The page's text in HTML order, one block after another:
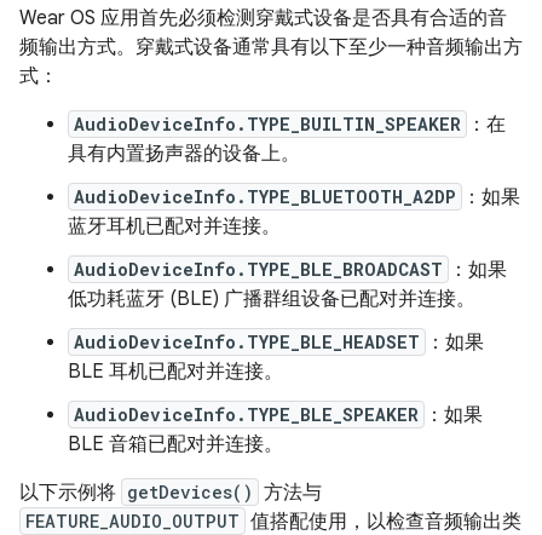
Wear OS 应用首先必须检测穿戴式设备是否具有合适的音
频输出方式。穿戴式设备通常具有以下至少一种音频输出方
式：
AudioDeviceInfo.TYPE_BUILTIN_SPEAKER
：在
具有内置扬声器的设备上。
AudioDeviceInfo.TYPE_BLUETOOTH_A2DP
：如果
蓝牙耳机已配对并连接。
AudioDeviceInfo.TYPE_BLE_BROADCAST
：如果
低功耗蓝牙 (BLE) 广播群组设备已配对并连接。
AudioDeviceInfo.TYPE_BLE_HEADSET
：如果
BLE 耳机已配对并连接。
AudioDeviceInfo.TYPE_BLE_SPEAKER
：如果
BLE 音箱已配对并连接。
以下示例将 getDevices() 方法与
FEATURE_AUDIO_OUTPUT 值搭配使用，以检查音频输出类